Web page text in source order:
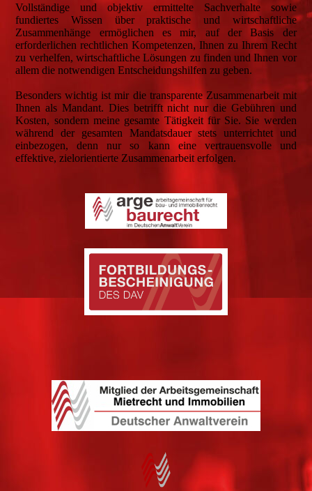
Vollständige und objektiv ermittelte Sachverhalte sowie
fundiertes Wissen über praktische und wirtschaftliche
Zusammenhänge ermöglichen es mir, auf der Basis der
erforderlichen rechtlichen Kompetenzen, Ihnen zu Ihrem Recht
zu verhelfen, wirtschaftliche Lösungen zu finden und Ihnen vor
allem die notwendigen Entscheidungshilfen zu geben.
Besonders wichtig ist mir die transparente Zusammenarbeit mit
Ihnen als Mandant. Dies betrifft nicht nur die Gebühren und
Kosten, sondern meine gesamte Tätigkeit für Sie. Sie werden
während der gesamten Mandatsdauer stets unterrichtet und
einbezogen, denn nur so kann eine vertrauensvolle und
effektive, zielorientierte Zusammenarbeit erfolgen.